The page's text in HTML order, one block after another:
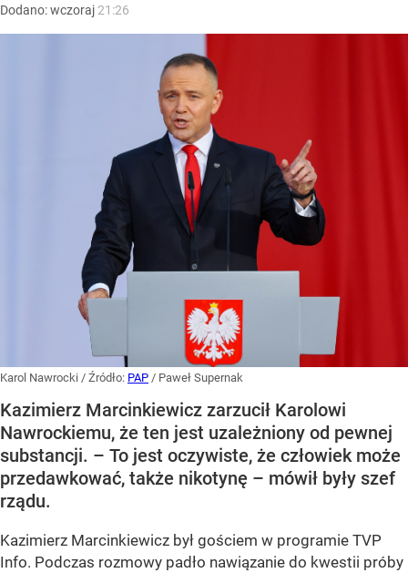
Dodano:wczoraj 21:26
Karol Nawrocki / Źródło: PAP / Paweł Supernak
Kazimierz Marcinkiewicz zarzucił Karolowi
Nawrockiemu, że ten jest uzależniony od pewnej
substancji. – To jest oczywiste, że człowiek może
przedawkować, także nikotynę – mówił były szef
rządu.
Kazimierz Marcinkiewicz był gościem w programie TVP
Info. Podczas rozmowy padło nawiązanie do kwestii próby